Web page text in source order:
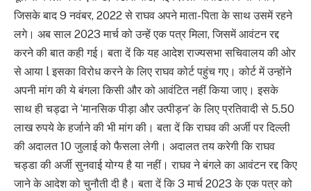
जिसके बाद 9 नवंबर, 2022 से राघव अपने माता-पिता के साथ उसमें रहने
लगे। अब साल 2023 मार्च को उन्हें एक पत्र मिला, जिसमें आवंटन रद्द
करने की बात कही गई। बता दें कि यह आदेश राज्यसभा सचिवालय की ओर
से आया l इसका विरोध करने के लिए राघव कोर्ट पहुंच गए। कोर्ट में उन्होंने
अपनी मांग की ये बंगला किसी और को आवंटित नहीं किया जाए। इसके
साथ ही चड्ढा ने ‘मानसिक पीड़ा और उत्पीड़न’ के लिए प्रतिवादी से 5.50
लाख रुपये के हर्जाने की भी मांग की। बता दें कि राघव की अर्जी पर दिल्ली
की अदालत 10 जुलाई को फैसला लेगी। अदालत तय करेगी कि राघव
चड्डा की अर्जी सुनवाई योग्‍य है या नहीं। राघव ने बंगले का आवंटन रद्द किए
जाने के आदेश को चुनौती दी है। बता दें कि 3 मार्च 2023 के एक पत्र को